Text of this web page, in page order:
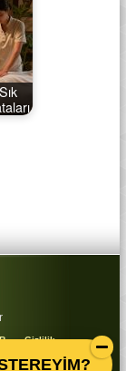
Gizlilik